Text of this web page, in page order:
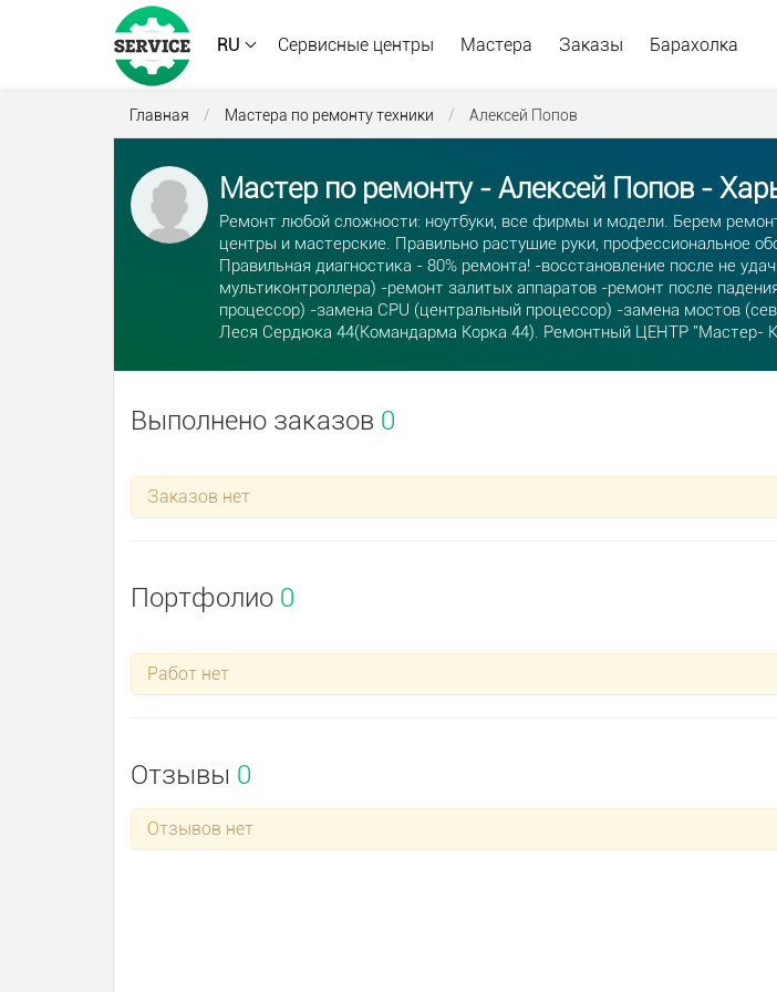
RU Сервисные центры Мастера Заказы Барахолка
Главная / Мастера по ремонту техники / Алексей Попов
Мастер по ремонту - Алексей Попов -
Ремонт любой сложности: ноутбуки, все фирмы и модели. Берем
центры и мастерские. Правильно растущие руки, профессиональное
Правильная диагностика - 80% ремонта! -восстановление после не
мультиконтроллера) -ремонт залитых аппаратов -ремонт после
процессор) -замена CPU (центральный процессор) -замена мостов
Леся Сердюка 44(Командарма Корка 44). Ремонтный ЦЕНТР "Мастер-
Выполнено заказов 0
Заказов нет
Портфолио 0
Работ нет
Отзывы 0
Отзывов нет